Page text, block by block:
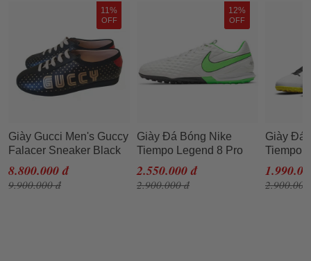
11%
OFF
Giày Gucci Men's Guccy
Falacer Sneaker Black
Gold Stars Shoes Size
40.5
8.800.000 đ
9.900.000 đ
12%
OFF
Giày Đá Bóng Nike
Tiempo Legend 8 Pro
TF Spectrum AT6136-
030 Màu Trắng Xanh
2.550.000 đ
2.900.000 đ
Giày Đá
Tiempo
Academy TF
107